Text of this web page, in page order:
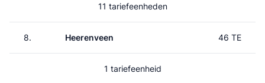
11 tariefeenheden
8. Heerenveen 46 TE
1 tariefeenheid